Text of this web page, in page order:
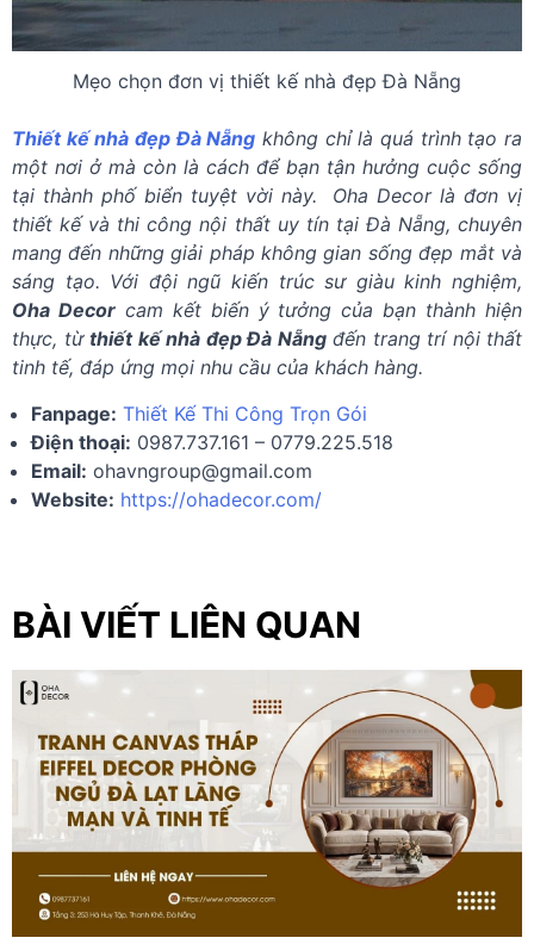
Mẹo chọn đơn vị thiết kế nhà đẹp Đà Nẵng
Thiết kế nhà đẹp Đà Nẵng không chỉ là quá trình tạo ra
một nơi ở mà còn là cách để bạn tận hưởng cuộc sống
tại thành phố biển tuyệt vời này. Oha Decor là đơn vị
thiết kế và thi công nội thất uy tín tại Đà Nẵng, chuyên
mang đến những giải pháp không gian sống đẹp mắt và
sáng tạo. Với đội ngũ kiến ​​trúc sư giàu kinh nghiệm,
Oha Decorcam kết biến ý tưởng của bạn thành hiện
thực, từ thiết kế nhà đẹp Đà Nẵngđến trang trí nội thất
tinh tế, đáp ứng mọi nhu cầu của khách hàng.
Fanpage: Thiết Kế Thi Công Trọn Gói
Điện thoại: 0987.737.161 – 0779.225.518
Email: ohavngroup@gmail.com
Website: https://ohadecor.com/
BÀI VIẾT LIÊN QUAN